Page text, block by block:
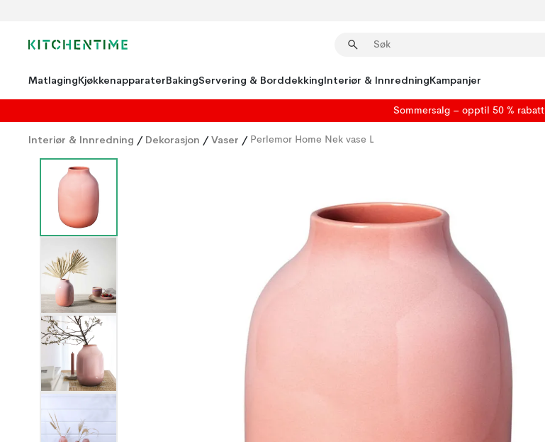
MatlagingKjøkkenapparaterBakingServering & BorddekkingInteriør & InnredningKampanjer
Sommersalg – opptil 50 % rabatt
Interiør & Innredning / Dekorasjon / Vaser / Perlemor Home Nek vase L